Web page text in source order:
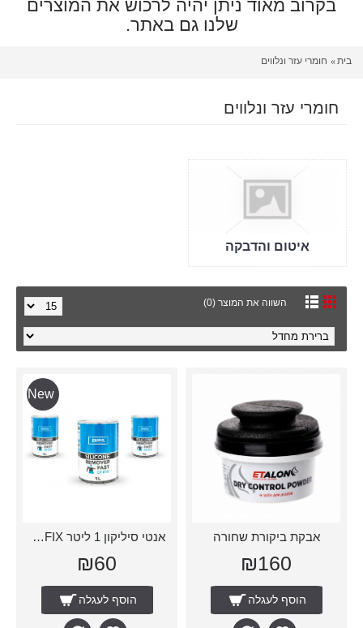
בקרוב מאוד ניתן יהיה לרכוש את המוצרים
שלנו גם באתר.
בית חומרי עזר ונלווים
חומרי עזר ונלווים
איטום והדבקה
השווה את המוצר (0)
אבקת ביקורת שחורה
₪160
הוסף לעגלה
New
אנטי סיליקון 1 ליטר CP016 PROFIX
₪60
הוסף לעגלה